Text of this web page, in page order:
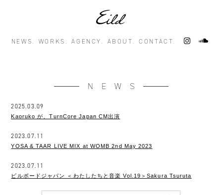
NEWS. WORKS. AGENCY. ABOUT. CONTACT.
NEWS
2025.03.09
Kaoruko が、TurnCore Japan CM出演
2023.07.11
YOSA & TAAR LIVE MIX at WOMB 2nd May 2023
2023.07.11
ビルボードジャパン ＜わたしたちと音楽 Vol.19＞Sakura Tsuruta